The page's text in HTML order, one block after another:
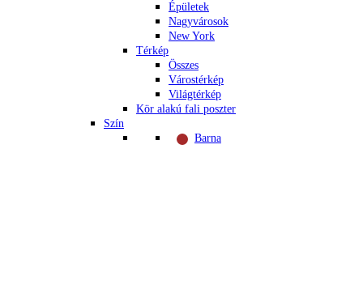
Épületek
Nagyvárosok
New York
Térkép
Összes
Várostérkép
Világtérkép
Kör alakú fali poszter
Szín
Barna